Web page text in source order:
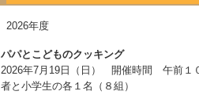
2026年度
パパとこどものクッキング
2026年7月19日（日） 開催時間 午前
者と小学生の各１名（８組）